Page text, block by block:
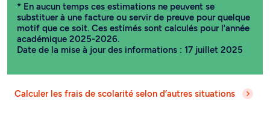
* En aucun temps ces estimations ne peuvent se
substituer à une facture ou servir de preuve pour quelque
motif que ce soit. Ces estimés sont calculés pour l’année
académique 2025-2026.
Date de la mise à jour des informations : 17 juillet 2025
Calculer les frais de scolarité selon d’autres situations